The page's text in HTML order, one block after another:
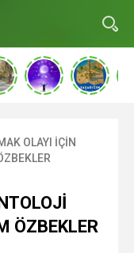
OLAYI İÇİN
ÖZBEKLER